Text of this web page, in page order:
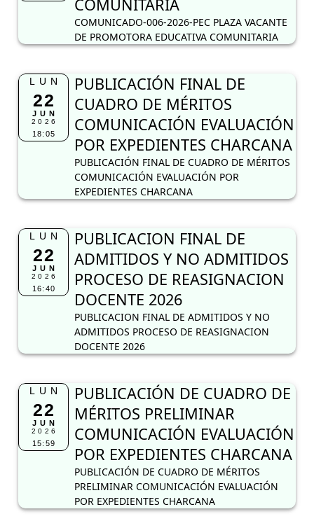
COMUNITARIA
COMUNICADO-006-2026-PEC PLAZA VACANTE
DE PROMOTORA EDUCATIVA COMUNITARIA
LUN
22
JUN
2026
18:05
PUBLICACIÓN FINAL DE
CUADRO DE MÉRITOS
COMUNICACIÓN EVALUACIÓN
POR EXPEDIENTES CHARCANA
PUBLICACIÓN FINAL DE CUADRO DE MÉRITOS
COMUNICACIÓN EVALUACIÓN POR
EXPEDIENTES CHARCANA
LUN
22
JUN
2026
16:40
PUBLICACION FINAL DE
ADMITIDOS Y NO ADMITIDOS
PROCESO DE REASIGNACION
DOCENTE 2026
PUBLICACION FINAL DE ADMITIDOS Y NO
ADMITIDOS PROCESO DE REASIGNACION
DOCENTE 2026
LUN
22
JUN
2026
15:59
PUBLICACIÓN DE CUADRO DE
MÉRITOS PRELIMINAR
COMUNICACIÓN EVALUACIÓN
POR EXPEDIENTES CHARCANA
PUBLICACIÓN DE CUADRO DE MÉRITOS
PRELIMINAR COMUNICACIÓN EVALUACIÓN
POR EXPEDIENTES CHARCANA